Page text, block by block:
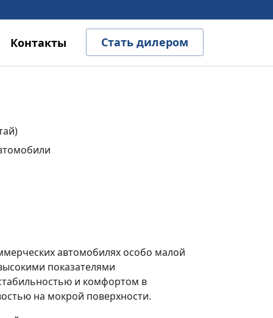
Контакты Стать дилером
автомобилях особо малой
показателями
и комфортом в
на мокрой поверхности.